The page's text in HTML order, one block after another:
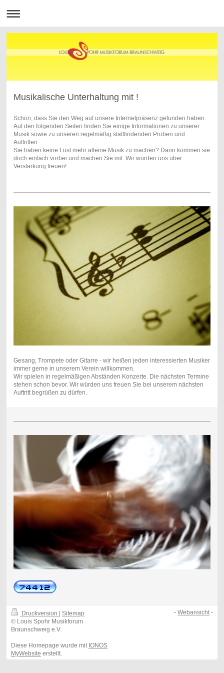
Musikalische Unterhaltung mit !
Schön, dass Sie den Weg auf unsere Internetpräsenz gefunden haben.
Auf den folgenden Seiten finden Sie einige Informationen zu unserer
Musik sowie zu unseren regelmäßig stattfindenden Proben und
Auftritten.
Sie haben keine Lust mehr alleine Musik zu machen? Dann kommen sie
doch einfach vorbei und machen Sie mit. Wir würden uns über
Verstärkung freuen!
Gesang, Trompete oder Gitarre - wir heißen jeden interessierten Musiker
immer gerne in unserem Verein willkommen.
Wir spielen in regelmäßigen Abständen Konzerte. Die nächsten Termine
stehen schon bevor. Wir würden uns freuen Sie bei unserem nächsten
Auftritt begrüßen zu dürfen.
Druckversion | Sitemap
© Louis Spohr Musikforum
Braunschweig e.V.
Diese Homepage wurde mit IONOS
MyWebsite erstellt.
-Webansicht -